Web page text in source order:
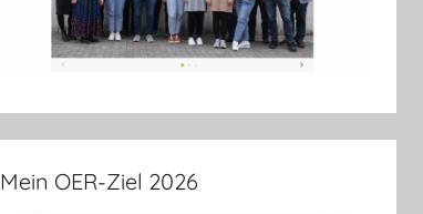
Mein OER-Ziel 2026